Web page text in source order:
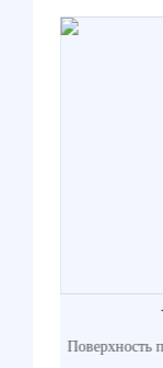
Поверхность